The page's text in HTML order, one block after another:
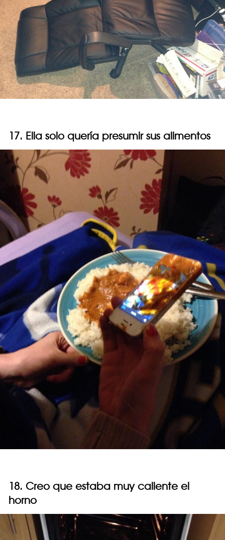
17. Ella solo quería presumir sus alimentos
18. Creo que estaba muy caliente el
horno